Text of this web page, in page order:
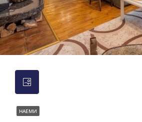
НАЕМИ